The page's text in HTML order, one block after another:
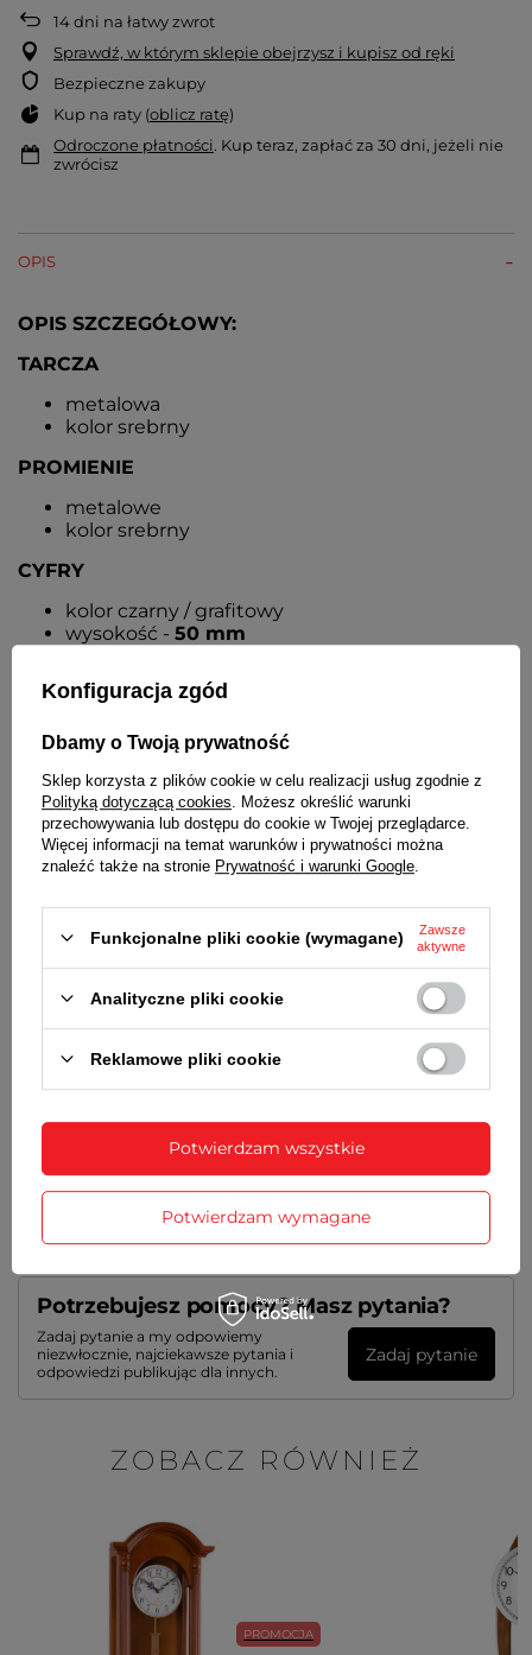
14dni na łatwy zwrot
Sprawdź, w którym sklepie obejrzysz i kupisz od ręki
Bezpieczne zakupy
Kup na raty (oblicz ratę)
Odroczone płatności. Kup teraz, zapłać za 30 dni, jeżeli nie
zwrócisz
OPIS
OPIS SZCZEGÓŁOWY:
TARCZA
metalowa
kolor srebrny
PROMIENIE
metalowe
kolor srebrny
CYFRY
kolor czarny / grafitowy
wysokość - 50 mm
FORMAT WYŚWIETLANIA GODZINY
12-godzinny
MECHANIZM
kwarcowy
ZASILANIE
WYMIARY
średnica -48,5 cm
Potrzebujesz pomocy? Masz pytania?
Zadaj pytanie a my odpowiemy
niezwłocznie, najciekawsze pytania i
odpowiedzi publikując dla innych.
Zadaj pytanie
ZOBACZ RÓWNIEŻ
PROMOCJA
Konfiguracja zgód
Dbamy o Twoją prywatność
Sklep korzysta z plików cookie w celu realizacji usług zgodnie z
Polityką dotyczącą cookies . Możesz określić warunki
przechowywania lub dostępu do cookie w Twojej przeglądarce.
Więcej informacji na temat warunków i prywatności można
znaleźć także na stronie Prywatność i warunki Google
Funkcjonalne pliki cookie (wymagane)
Zawsze
aktywne
Analityczne pliki cookie
Reklamowe pliki cookie
Potwierdzam wymagane
Potwierdzam wszystkie